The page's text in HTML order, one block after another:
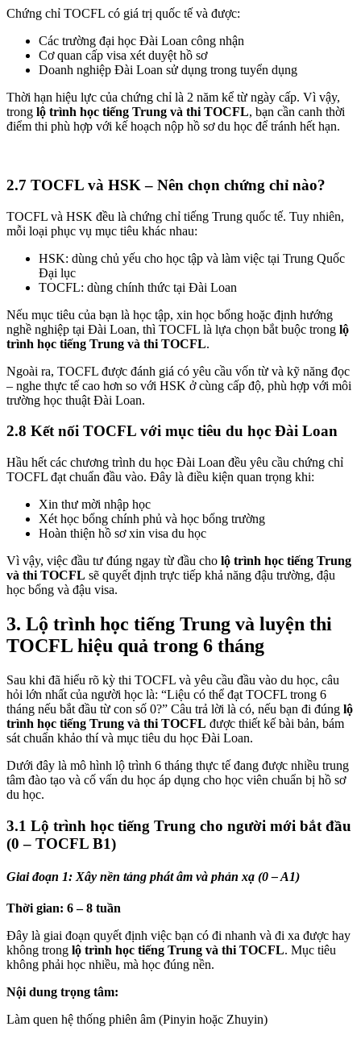
Chứng chỉ TOCFL có giá trị quốc tế và được:
Các trường đại học Đài Loan công nhận
Cơ quan cấp visa xét duyệt hồ sơ
Doanh nghiệp Đài Loan sử dụng trong tuyển dụng
Thời hạn hiệu lực của chứng chỉ là 2 năm kể từ ngày cấp. Vì vậy,
trong lộ trình học tiếng Trung và thi TOCFL, bạn cần canh thời
điểm thi phù hợp với kế hoạch nộp hồ sơ du học để tránh hết hạn.
2.7 TOCFL và HSK – Nên chọn chứng chỉ nào?
TOCFL và HSK đều là chứng chỉ tiếng Trung quốc tế. Tuy nhiên,
mỗi loại phục vụ mục tiêu khác nhau:
HSK: dùng chủ yếu cho học tập và làm việc tại Trung Quốc
Đại lục
TOCFL: dùng chính thức tại Đài Loan
Nếu mục tiêu của bạn là học tập, xin học bổng hoặc định hướng
nghề nghiệp tại Đài Loan, thì TOCFL là lựa chọn bắt buộc trong lộ
trình học tiếng Trung và thi TOCFL.
Ngoài ra, TOCFL được đánh giá có yêu cầu vốn từ và kỹ năng đọc
– nghe thực tế cao hơn so với HSK ở cùng cấp độ, phù hợp với môi
trường học thuật Đài Loan.
2.8 Kết nối TOCFL với mục tiêu du học Đài Loan
Hầu hết các chương trình du học Đài Loan đều yêu cầu chứng chỉ
TOCFL đạt chuẩn đầu vào. Đây là điều kiện quan trọng khi:
Xin thư mời nhập học
Xét học bổng chính phủ và học bổng trường
Hoàn thiện hồ sơ xin visa du học
Vì vậy, việc đầu tư đúng ngay từ đầu cho lộ trình học tiếng Trung
và thi TOCFL sẽ quyết định trực tiếp khả năng đậu trường, đậu
học bổng và đậu visa.
3. Lộ trình học tiếng Trung và luyện thi
TOCFL hiệu quả trong 6 tháng
Sau khi đã hiểu rõ kỳ thi TOCFL và yêu cầu đầu vào du học, câu
hỏi lớn nhất của người học là: “Liệu có thể đạt TOCFL trong 6
tháng nếu bắt đầu từ con số 0?” Câu trả lời là có, nếu bạn đi đúng lộ
trình học tiếng Trung và thi TOCFL được thiết kế bài bản, bám
sát chuẩn khảo thí và mục tiêu du học Đài Loan.
Dưới đây là mô hình lộ trình 6 tháng thực tế đang được nhiều trung
tâm đào tạo và cố vấn du học áp dụng cho học viên chuẩn bị hồ sơ
du học.
3.1 Lộ trình học tiếng Trung cho người mới bắt đầu
(0 – TOCFL B1)
Giai đoạn 1: Xây nền tảng phát âm và phản xạ (0 – A1)
Thời gian: 6 – 8 tuần
Đây là giai đoạn quyết định việc bạn có đi nhanh và đi xa được hay
không trong lộ trình học tiếng Trung và thi TOCFL. Mục tiêu
không phải học nhiều, mà học đúng nền.
Nội dung trọng tâm:
Làm quen hệ thống phiên âm (Pinyin hoặc Zhuyin)